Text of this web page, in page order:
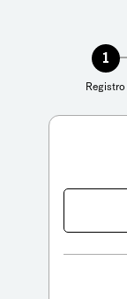
1
Registro